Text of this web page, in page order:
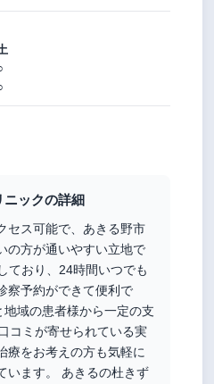
ニックの詳細
セス可能で、あきる野市
の方が通いやすい立地で
ており、24時間いつでも
察予約ができて便利で
域の患者様から一定の支
コミが寄せられている実
療をお考えの方も気軽に
います。 あきるの杜きず